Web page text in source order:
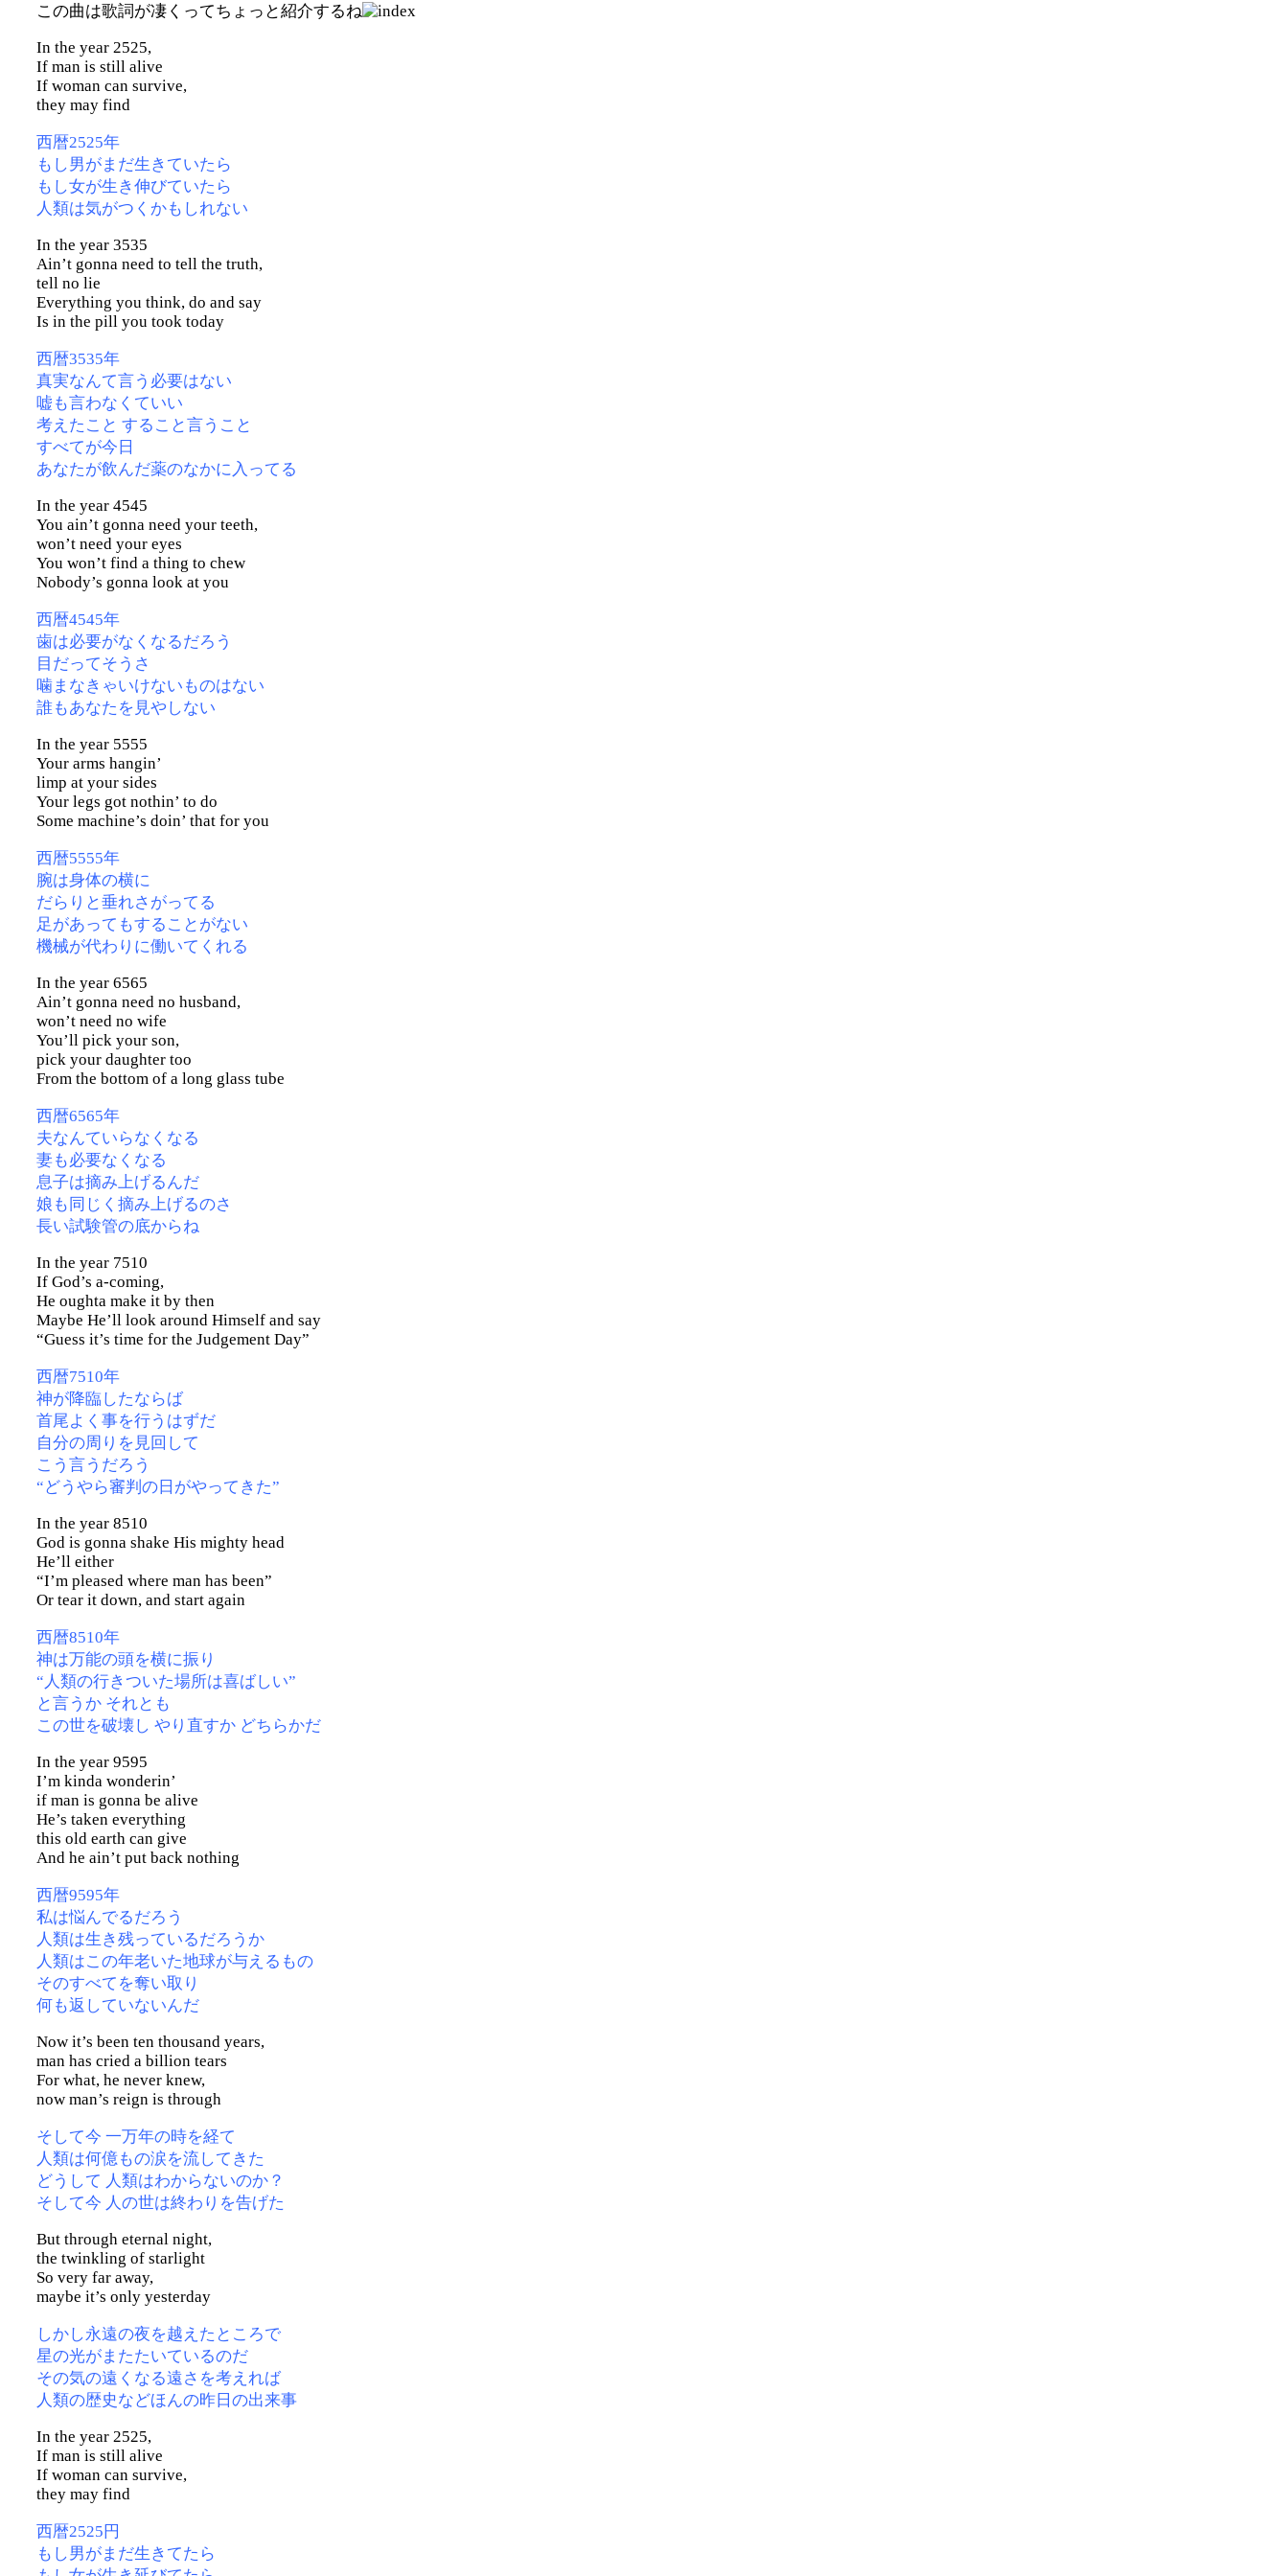
この曲は歌詞が凄くってちょっと紹介するね
In the year 2525,
If man is still alive
If woman can survive,
they may find
西暦2525年
もし男がまだ生きていたら
もし女が生き伸びていたら
人類は気がつくかもしれない
In the year 3535
Ain’t gonna need to tell the truth,
tell no lie
Everything you think, do and say
Is in the pill you took today
西暦3535年
真実なんて言う必要はない
嘘も言わなくていい
考えたこと すること言うこと
すべてが今日
あなたが飲んだ薬のなかに入ってる
In the year 4545
You ain’t gonna need your teeth,
won’t need your eyes
You won’t find a thing to chew
Nobody’s gonna look at you
西暦4545年
歯は必要がなくなるだろう
目だってそうさ
噛まなきゃいけないものはない
誰もあなたを見やしない
In the year 5555
Your arms hangin’
limp at your sides
Your legs got nothin’ to do
Some machine’s doin’ that for you
西暦5555年
腕は身体の横に
だらりと垂れさがってる
足があってもすることがない
機械が代わりに働いてくれる
In the year 6565
Ain’t gonna need no husband,
won’t need no wife
You’ll pick your son,
pick your daughter too
From the bottom of a long glass tube
西暦6565年
夫なんていらなくなる
妻も必要なくなる
息子は摘み上げるんだ
娘も同じく摘み上げるのさ
長い試験管の底からね
In the year 7510
If God’s a-coming,
He oughta make it by then
Maybe He’ll look around Himself and say
“Guess it’s time for the Judgement Day”
西暦7510年
神が降臨したならば
首尾よく事を行うはずだ
自分の周りを見回して
こう言うだろう
“どうやら審判の日がやってきた”
In the year 8510
God is gonna shake His mighty head
He’ll either
“I’m pleased where man has been”
Or tear it down, and start again
西暦8510年
神は万能の頭を横に振り
“人類の行きついた場所は喜ばしい”
と言うか それとも
この世を破壊し やり直すか どちらかだ
In the year 9595
I’m kinda wonderin’
if man is gonna be alive
He’s taken everything
this old earth can give
And he ain’t put back nothing
西暦9595年
私は悩んでるだろう
人類は生き残っているだろうか
人類はこの年老いた地球が与えるもの
そのすべてを奪い取り
何も返していないんだ
Now it’s been ten thousand years,
man has cried a billion tears
For what, he never knew,
now man’s reign is through
そして今 一万年の時を経て
人類は何億もの涙を流してきた
どうして 人類はわからないのか？
そして今 人の世は終わりを告げた
But through eternal night,
the twinkling of starlight
So very far away,
maybe it’s only yesterday
しかし永遠の夜を越えたところで
星の光がまたたいているのだ
その気の遠くなる遠さを考えれば
人類の歴史などほんの昨日の出来事
In the year 2525,
If man is still alive
If woman can survive,
they may find
西暦2525円
もし男がまだ生きてたら